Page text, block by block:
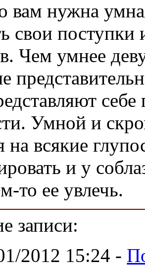
вам нужна
свои
Чем умнее
себе
Умной и
на всякие
и у
то ее увлечь.
записи:
2012 15:24 -